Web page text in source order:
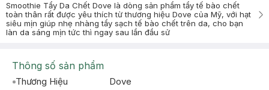
Smoothie Tẩy Da Chết Dove là dòng sản phẩm tẩy tế bào chết
toàn thân rất được yêu thích từ thương hiệu Dove của Mỹ, với hạt
siêu mịn giúp nhẹ nhàng tẩy sạch tế bào chết trên da, cho bạn
làn da sáng mịn tức thì ngay sau lần đầu sử
Thông số sản phẩm
Thương Hiệu
Dove